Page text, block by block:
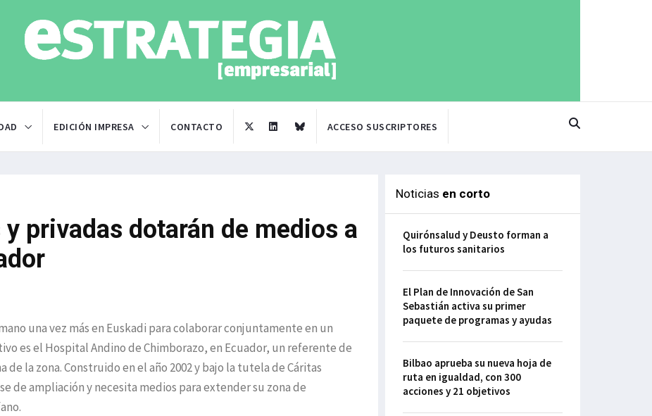
EDICIÓN IMPRESA CONTACTO ACCESO SUSCRIPTORES
privadas dotarán de medios a
una vez más en Euskadi para colaborar conjuntamente en un
es el Hospital Andino de Chimborazo, en Ecuador, un referente de
la zona. Construido en el año 2002 y bajo la tutela de Cáritas
de ampliación y necesita medios para extender su zona de
Noticias en corto
Quirónsalud y Deusto forman a
los futuros sanitarios
El Plan de Innovación de San
Sebastián activa su primer
paquete de programas y ayudas
Bilbao aprueba su nueva hoja de
ruta en igualdad, con 300
acciones y 21 objetivos